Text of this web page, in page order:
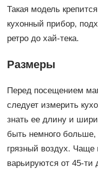
Такая модель
кухонный прибор,
ретро до хай-тека.
Размеры
Перед посещением
следует измерить
знать ее длину и
быть немного
грязный воздух. Чаще
варьируются от 45-ти